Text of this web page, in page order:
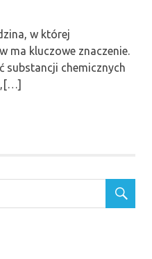
w której
ma kluczowe znaczenie.
substancji chemicznych